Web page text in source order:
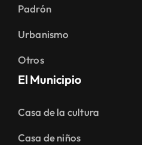
Padrón
Urbanismo
Otros
El Municipio
Casa de la cultura
Casa de niños